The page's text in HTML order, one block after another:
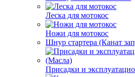
Леска для мотокос
Ножи для мотокос
Шнур стартера (Канат
Присадки и